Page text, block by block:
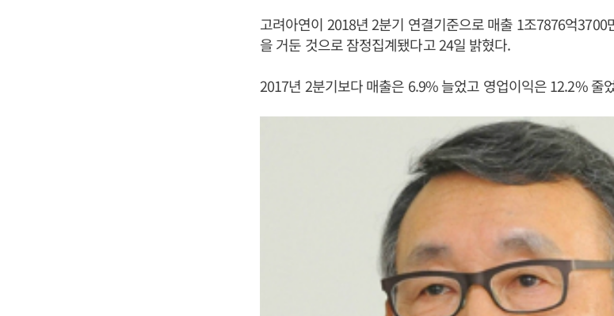
고려아연이 2018년 2분기 연결기준으로 매출 1조7876억
을 거둔 것으로 잠정집계됐다고 24일 밝혔다.
2017년 2분기보다 매출은 6.9% 늘었고 영업이익은 12.2% 줄